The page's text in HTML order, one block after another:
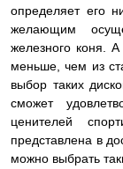
определяет его
желающим
железного коня.
меньше, чем из
выбор таких
сможет
ценителей
представлена в
можно выбрать